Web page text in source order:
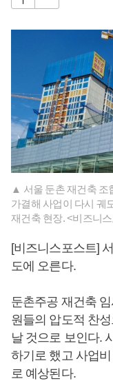
▲ 서울 둔촌 재건축 조
가결해 사업이 다시 궤
재건축 현장. <비즈니
[비즈니스포스트]
도에 오른다.
둔촌주공 재건축
원들의 압도적 찬
날 것으로 보인다.
하기로 했고 사업
로 예상된다.